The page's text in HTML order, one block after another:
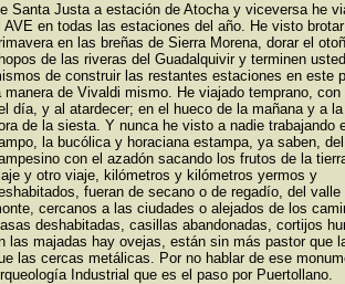
Santa Justa a estación de Atocha y viceversa he
AVE en todas las estaciones del año. He visto
en las breñas de Sierra Morena, dorar el
de las riveras del Guadalquivir y terminen
de construir las restantes estaciones en este
manera de Vivaldi mismo. He viajado temprano,
día, y al atardecer; en el hueco de la mañana y a
de la siesta. Y nunca he visto a nadie trabajando
la bucólica y horaciana estampa, ya saben, del
con el azadón sacando los frutos de la
y otro viaje, kilómetros y kilómetros yermos y
fueran de secano o de regadío, del valle
cercanos a las ciudades o alejados de los
deshabitadas, casillas abandonadas, cortijos
las majadas hay ovejas, están sin más pastor que
las cercas metálicas. Por no hablar de ese
Industrial que es el paso por Puertollano.